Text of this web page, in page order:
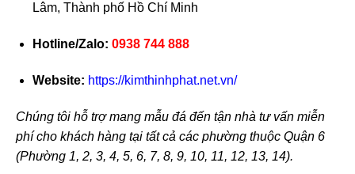
Lâm, Thành phố Hồ Chí Minh
Hotline/Zalo: 0938 744 888
Website: https://kimthinhphat.net.vn/
Chúng tôi hỗ trợ mang mẫu đá đến tận nhà tư vấn miễn
phí cho khách hàng tại tất cả các phường thuộc Quận 6
(Phường 1, 2, 3, 4, 5, 6, 7, 8, 9, 10, 11, 12, 13, 14).